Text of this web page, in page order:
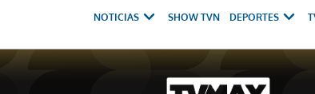
NOTICIAS SHOW TVN DEPORTES